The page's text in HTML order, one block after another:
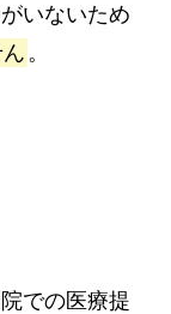
いないため
。
での医療提